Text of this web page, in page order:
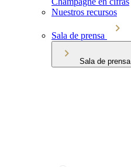
Nuestros recursos
Sala de prensa
Sala de prensa